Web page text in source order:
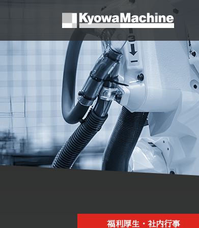
福利厚生・社内行事